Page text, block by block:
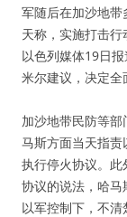
军随后在加沙地
天称，实施打击
以色列媒体19日
米尔建议，决定全
加沙地带民防等
马斯方面当天指
执行停火协议。
协议的说法，哈
以军控制下，不清